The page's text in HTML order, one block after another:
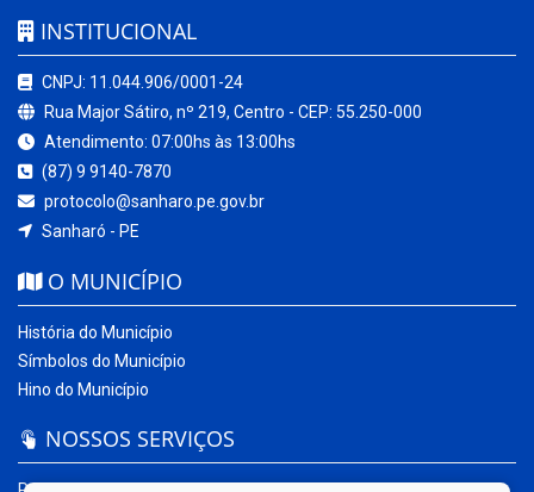
INSTITUCIONAL
CNPJ: 11.044.906/0001-24
Rua Major Sátiro, nº 219, Centro - CEP: 55.250-000
Atendimento: 07:00hs às 13:00hs
(87) 9 9140-7870
protocolo@sanharo.pe.gov.br
Sanharó - PE
O MUNICÍPIO
História do Município
Símbolos do Município
Hino do Município
NOSSOS SERVIÇOS